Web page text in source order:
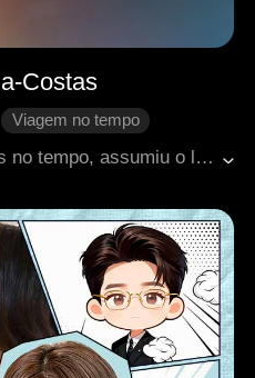
Costas
Viagem no tempo
Wendy, que viajou mil anos no tempo, assumiu o lugar de sua meia-irmã para se casar com Johnny, mas ele morreu em um acidente no primeiro dia. Sem se abalar, ela se infiltrou na família Flynn e conquistou a confiança de todos. Quando finalmente se acomodou como uma viúva rica e bem-sucedida, percebeu que o olhar do guarda-costas da família estava se tornando cada vez mais intenso...